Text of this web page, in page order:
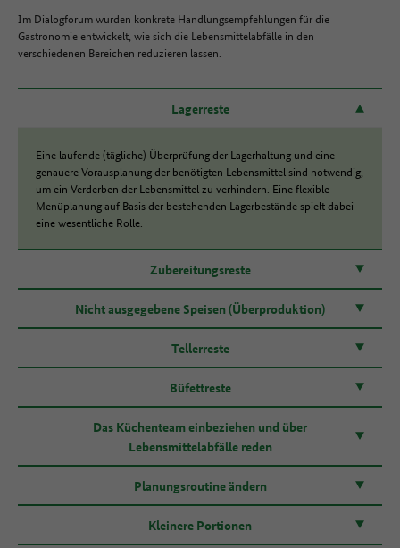
Im Dialogforum wurden konkrete Handlungsempfehlungen für die
Gastronomie entwickelt, wie sich die Lebensmittelabfälle in den
verschiedenen Bereichen reduzieren lassen.
Lagerreste
Eine laufende (tägliche) Überprüfung der Lagerhaltung und eine
genauere Vorausplanung der benötigten Lebensmittel sind notwendig,
um ein Verderben der Lebensmittel zu verhindern. Eine flexible
Menüplanung auf Basis der bestehenden Lagerbestände spielt dabei
eine wesentliche Rolle.
Zubereitungsreste
Nicht ausgegebene Speisen (Überproduktion)
Tellerreste
Büfettreste
Das Küchenteam einbeziehen und über
Lebensmittelabfälle reden
Planungsroutine ändern
Kleinere Portionen